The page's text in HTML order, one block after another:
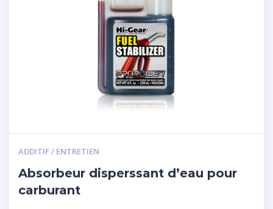
ADDITIF / ENTRETIEN
Absorbeur disperssant d’eau pour
carburant